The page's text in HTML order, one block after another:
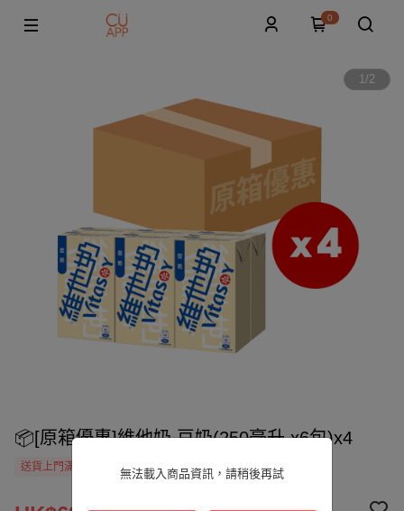
無法載入商品資訊，請稍後再試
0
1/2
📦[原箱優惠]維他奶 豆奶(250毫升 x6包)x4
送貨上門滿HK$500.00免運費